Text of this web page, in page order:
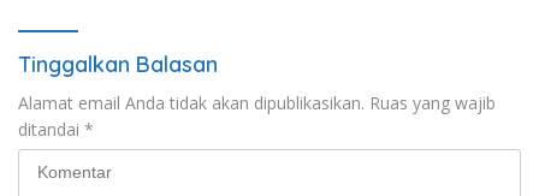
Tinggalkan Balasan
Alamat email Anda tidak akan dipublikasikan. Ruas yang wajib
ditandai *